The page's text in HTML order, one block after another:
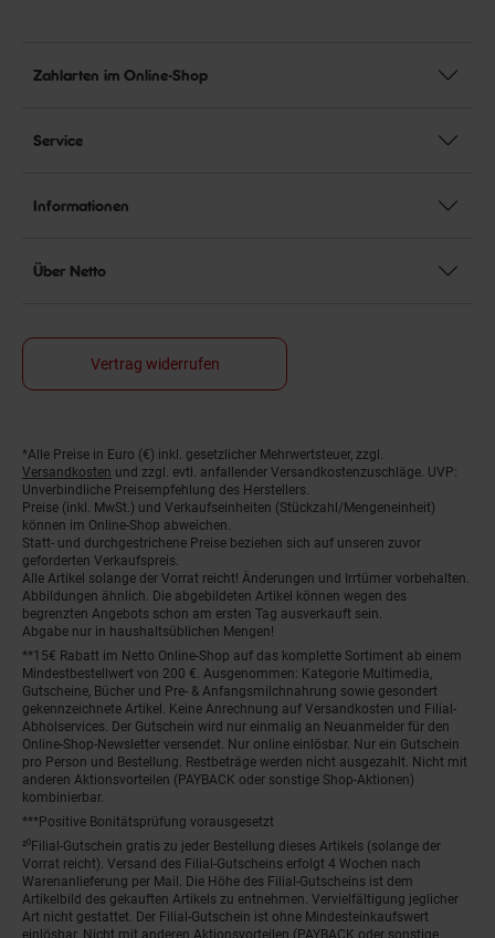
Zahlarten im Online-Shop
Service
Informationen
Über Netto
Vertrag widerrufen
Fußnoten
*Alle Preise in Euro (€) inkl. gesetzlicher Mehrwertsteuer, zzgl.
Versandkosten und zzgl. evtl. anfallender Versandkostenzuschläge. UVP:
Unverbindliche Preisempfehlung des Herstellers.
Preise (inkl. MwSt.) und Verkaufseinheiten (Stückzahl/Mengeneinheit)
können im Online-Shop abweichen.
Statt- und durchgestrichene Preise beziehen sich auf unseren zuvor
geforderten Verkaufspreis.
Alle Artikel solange der Vorrat reicht! Änderungen und Irrtümer vorbehalten.
Abbildungen ähnlich. Die abgebildeten Artikel können wegen des
begrenzten Angebots schon am ersten Tag ausverkauft sein.
Abgabe nur in haushaltsüblichen Mengen!
**15€ Rabatt im Netto Online-Shop auf das komplette Sortiment ab einem
Mindestbestellwert von 200 €. Ausgenommen: Kategorie Multimedia,
Gutscheine, Bücher und Pre- & Anfangsmilchnahrung sowie gesondert
gekennzeichnete Artikel. Keine Anrechnung auf Versandkosten und Filial-
Abholservices. Der Gutschein wird nur einmalig an Neuanmelder für den
Online-Shop-Newsletter versendet. Nur online einlösbar. Nur ein Gutschein
pro Person und Bestellung. Restbeträge werden nicht ausgezahlt. Nicht mit
anderen Aktionsvorteilen (PAYBACK oder sonstige Shop-Aktionen)
kombinierbar.
***Positive Bonitätsprüfung vorausgesetzt
²⁰Filial-Gutschein gratis zu jeder Bestellung dieses Artikels (solange der
Vorrat reicht). Versand des Filial-Gutscheins erfolgt 4 Wochen nach
Warenanlieferung per Mail. Die Höhe des Filial-Gutscheins ist dem
Artikelbild des gekauften Artikels zu entnehmen. Vervielfältigung jeglicher
Art nicht gestattet. Der Filial-Gutschein ist ohne Mindesteinkaufswert
einlösbar. Nicht mit anderen Aktionsvorteilen (PAYBACK oder sonstige